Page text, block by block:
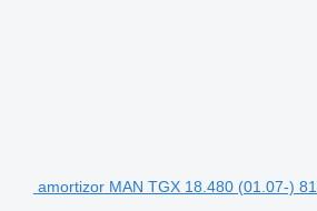
amortizor MAN TGX 18.480 (01.07-)